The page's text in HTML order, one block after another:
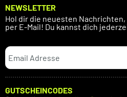
NEWSLETTER
Hol dir die neuesten
per E-Mail! Du kannst dich
GUTSCHEINCODES